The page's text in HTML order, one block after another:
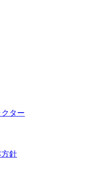
ター
方針